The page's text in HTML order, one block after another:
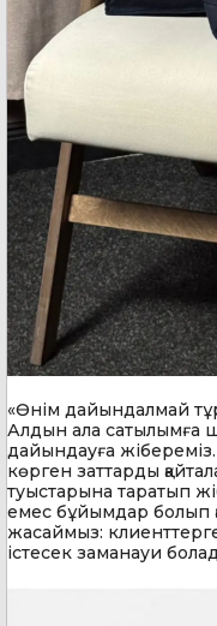
«Өнім дайындалмай
Алдын ала сатылымға
дайындауға
көрген заттарды
туыстарына таратып
емес бұйымдар болып
жасаймыз:
істесек заманауи